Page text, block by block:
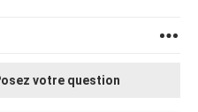
votre question